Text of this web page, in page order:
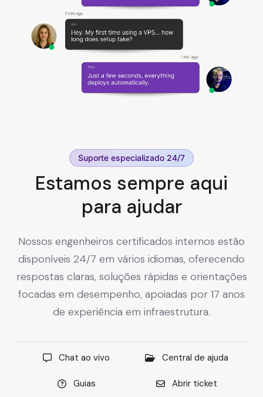
Suporte especializado 24/7
Estamos sempre aqui
para ajudar
Nossos engenheiros certificados internos estão
disponíveis 24/7 em vários idiomas, oferecendo
respostas claras, soluções rápidas e orientações
focadas em desempenho, apoiadas por 17 anos
de experiência em infraestrutura.
Chat ao vivo Central de ajuda
Guias Abrir ticket